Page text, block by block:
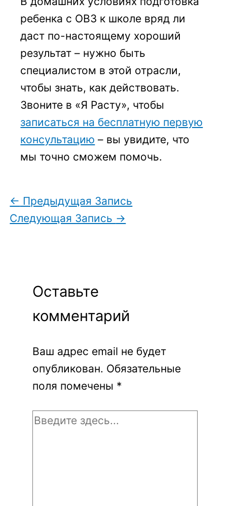
ребенка с ОВЗ к школе вряд ли
даст по-настоящему хороший
результат – нужно быть
специалистом в этой отрасли,
чтобы знать, как действовать.
Звоните в «Я Расту», чтобы
записаться на бесплатную первую
консультацию – вы увидите, что
мы точно сможем помочь.
← Предыдущая Запись
Следующая Запись →
Оставьте
комментарий
Ваш адрес email не будет
опубликован. Обязательные
поля помечены *